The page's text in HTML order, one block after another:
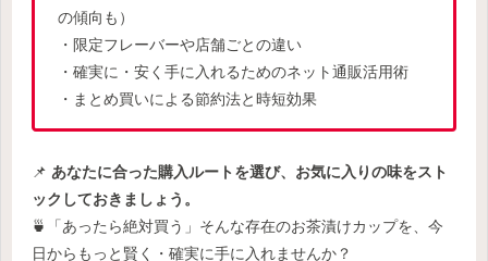
の傾向も）
・限定フレーバーや店舗ごとの違い
・確実に・安く手に入れるためのネット通販活用術
・まとめ買いによる節約法と時短効果
📌 あなたに合った購入ルートを選び、お気に入りの味をスト
ックしておきましょう。
🍵「あったら絶対買う」そんな存在のお茶漬けカップを、今
日からもっと賢く・確実に手に入れませんか？